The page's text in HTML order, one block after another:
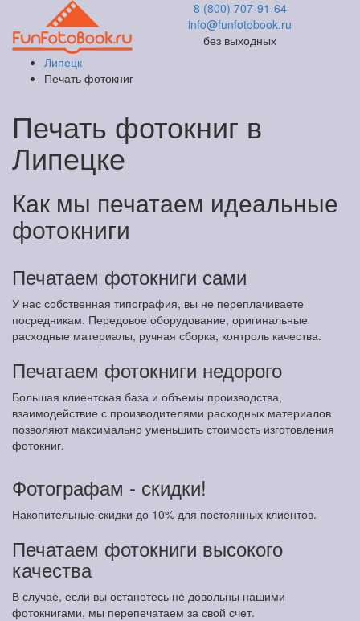
8 (800) 707-91-64
info@funfotobook.ru
без выходных
Липецк
Печать фотокниг
Печать фотокниг в
Липецке
Как мы печатаем идеальные
фотокниги
Печатаем фотокниги сами
У нас собственная типография, вы не переплачиваете
посредникам. Передовое оборудование, оригинальные
расходные материалы, ручная сборка, контроль качества.
Печатаем фотокниги недорого
Большая клиентская база и объемы производства,
взаимодействие с производителями расходных материалов
позволяют максимально уменьшить стоимость изготовления
фотокниг.
Фотографам - скидки!
Накопительные скидки до 10% для постоянных клиентов.
Печатаем фотокниги высокого
качества
В случае, если вы останетесь не довольны нашими
фотокнигами, мы перепечатаем за свой счет.